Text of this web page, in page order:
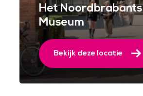
Het Noordbrabants
Museum
Bekijk deze locatie